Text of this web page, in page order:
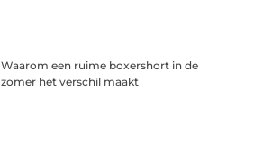
Waarom een ruime boxershort in de
zomer het verschil maakt